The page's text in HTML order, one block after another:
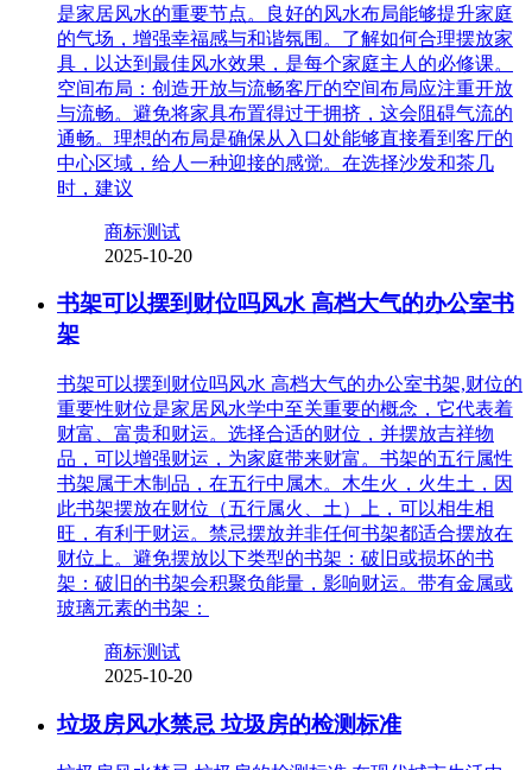
是家居风水的重要节点。良好的风水布局能够提升家庭
的气场，增强幸福感与和谐氛围。了解如何合理摆放家
具，以达到最佳风水效果，是每个家庭主人的必修课。
空间布局：创造开放与流畅客厅的空间布局应注重开放
与流畅。避免将家具布置得过于拥挤，这会阻碍气流的
通畅。理想的布局是确保从入口处能够直接看到客厅的
中心区域，给人一种迎接的感觉。在选择沙发和茶几
时，建议
商标测试
2025-10-20
书架可以摆到财位吗风水 高档大气的办公室书
架
书架可以摆到财位吗风水 高档大气的办公室书架,财位的
重要性财位是家居风水学中至关重要的概念，它代表着
财富、富贵和财运。选择合适的财位，并摆放吉祥物
品，可以增强财运，为家庭带来财富。书架的五行属性
书架属于木制品，在五行中属木。木生火，火生土，因
此书架摆放在财位（五行属火、土）上，可以相生相
旺，有利于财运。禁忌摆放并非任何书架都适合摆放在
财位上。避免摆放以下类型的书架：破旧或损坏的书
架：破旧的书架会积聚负能量，影响财运。带有金属或
玻璃元素的书架：
商标测试
2025-10-20
垃圾房风水禁忌 垃圾房的检测标准